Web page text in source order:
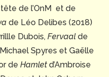
de l’OnM et de
de Léo Delibes (2018)
Dubois, Fervaal de
Spyres et Gaëlle
de Hamletd’Ambroise